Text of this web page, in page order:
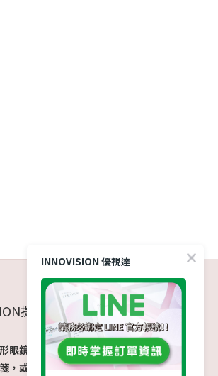
提醒您
眼鏡須經眼科醫師驗光配
，或經由驗光人員驗光配
INNOVISION 優視達